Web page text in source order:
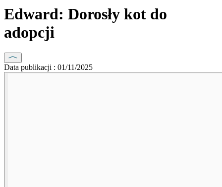
Edward: Dorosły kot do
adopcji
Data publikacji : 01/11/2025